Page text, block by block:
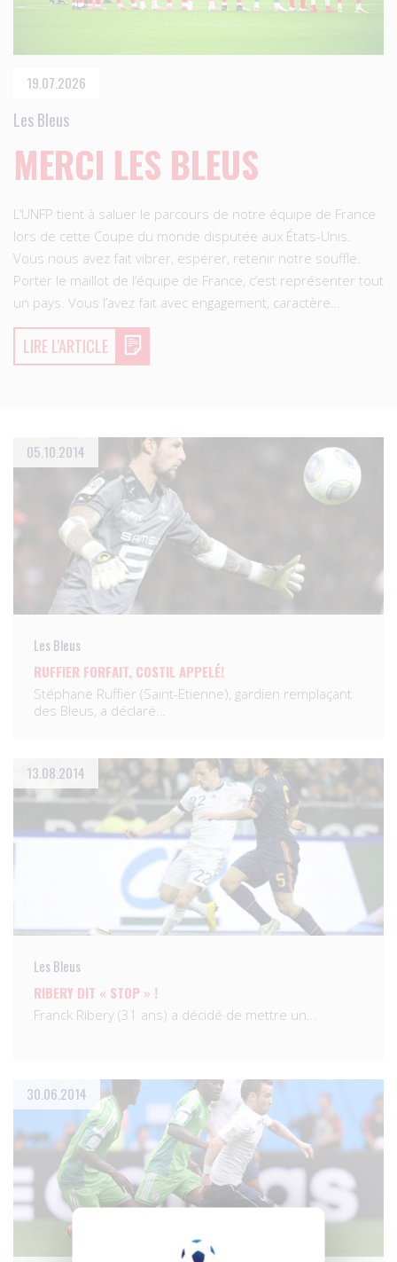
19.07.2026
Les Bleus
MERCI LES BLEUS
L’UNFP tient à saluer le parcours de notre équipe de France
lors de cette Coupe du monde disputée aux États-Unis.
Vous nous avez fait vibrer, espérer, retenir notre souffle.
Porter le maillot de l’équipe de France, c’est représenter tout
un pays. Vous l’avez fait avec engagement, caractère…
LIRE L'ARTICLE
05.10.2014
Les Bleus
RUFFIER FORFAIT, COSTIL APPELÉ!
Stéphane Ruffier (Saint-Etienne), gardien remplaçant
des Bleus, a déclaré…
13.08.2014
Les Bleus
RIBERY DIT « STOP » !
Franck Ribery (31 ans) a décidé de mettre un…
30.06.2014